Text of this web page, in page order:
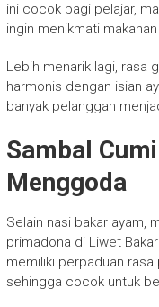
ini cocok bagi pelajar,
ingin menikmati
Lebih menarik lagi, rasa
harmonis dengan isian
banyak pelanggan
Sambal
Menggoda
Selain nasi bakar ayam,
primadona di Liwet
memiliki perpaduan
sehingga cocok untuk